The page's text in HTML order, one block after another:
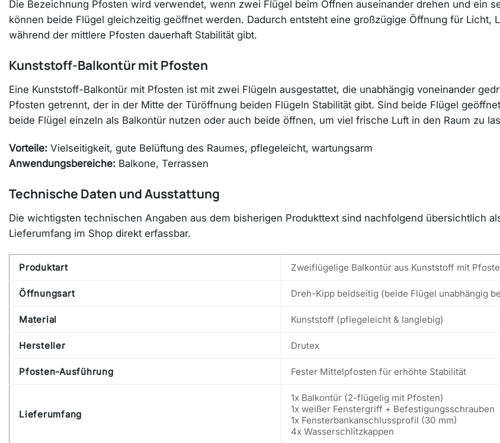
Die Bezeichnung Pfosten wird verwendet, wenn zwei Flügel beim Öffnen auseinander drehen und ein
können beide Flügel gleichzeitig geöffnet werden. Dadurch entsteht eine großzügige Öffnung für Licht,
während der mittlere Pfosten dauerhaft Stabilität gibt.
Kunststoff-Balkontür mit Pfosten
Eine Kunststoff-Balkontür mit Pfosten ist mit zwei Flügeln ausgestattet, die unabhängig voneinander
Pfosten getrennt, der in der Mitte der Türöffnung beiden Flügeln Stabilität gibt. Sind beide Flügel
beide Flügel einzeln als Balkontür nutzen oder auch beide öffnen, um viel frische Luft in den Raum zu
Vorteile: Vielseitigkeit, gute Belüftung des Raumes, pflegeleicht, wartungsarm
Anwendungsbereiche: Balkone, Terrassen
Technische Daten und Ausstattung
Die wichtigsten technischen Angaben aus dem bisherigen Produkttext sind nachfolgend übersichtlich
Lieferumfang im Shop direkt erfassbar.
Produktart Zweiflügelige Balkontür aus Kunststoff mit
Öffnungsart Dreh-Kipp beidseitig (beide Flügel unabhängig
Material Kunststoff (pflegeleicht & langlebig)
Hersteller Drutex
Pfosten-Ausführung Fester Mittelpfosten für erhöhte Stabilität
Lieferumfang
1x Balkontür (2-flügelig mit Pfosten)
1x weißer Fenstergriff + Befestigungsschrauben
1x Fensterbankanschlussprofil (30 mm)
4x Wasserschlitzkappen